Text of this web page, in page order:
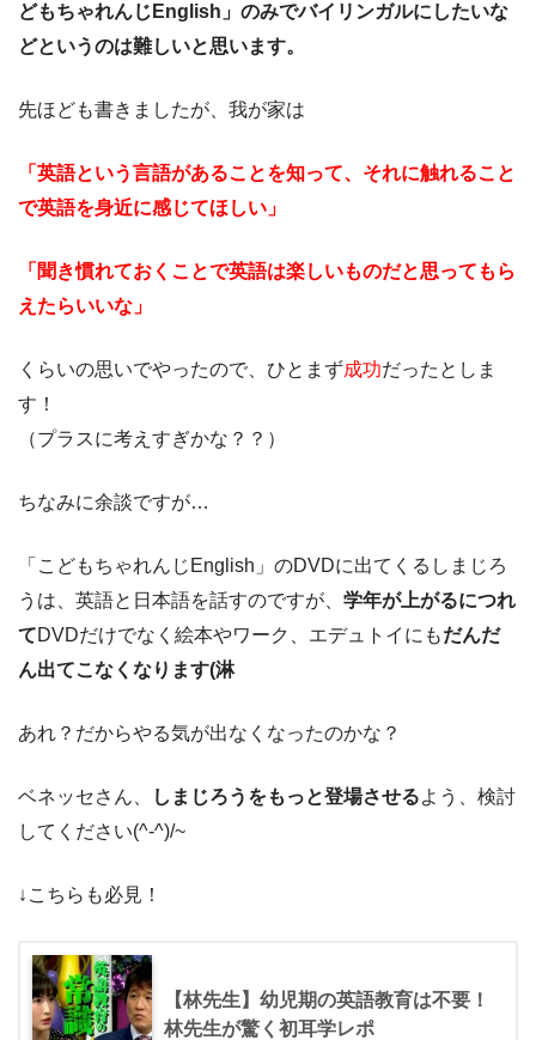
どもちゃれんじEnglish」のみでバイリンガルにしたいな
どというのは難しいと思います。
先ほども書きましたが、我が家は
「英語という言語があることを知って、それに触れること
で英語を身近に感じてほしい」
「聞き慣れておくことで英語は楽しいものだと思ってもら
えたらいいな」
くらいの思いでやったので、ひとまず成功だったとしま
す！
（プラスに考えすぎかな？？）
ちなみに余談ですが…
「こどもちゃれんじEnglish」のDVDに出てくるしまじろ
うは、英語と日本語を話すのですが、 学年が上がるにつれ
てDVDだけでなく絵本やワーク、エデュトイにもだんだ
ん出てこなくなります(淋
あれ？だからやる気が出なくなったのかな？
ベネッセさん、 しまじろうをもっと登場させるよう、検討
してください(^-^)/~
↓こちらも必見！
【林先生】幼児期の英語教育は不要！
林先生が驚く初耳学レポ